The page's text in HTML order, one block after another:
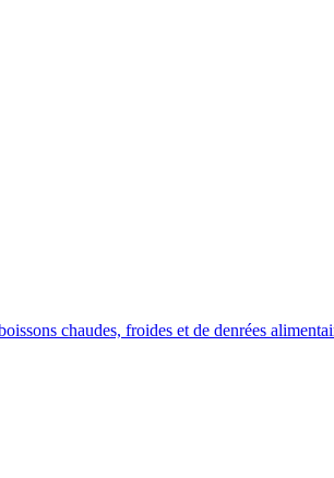
chaudes, froides et de denrées